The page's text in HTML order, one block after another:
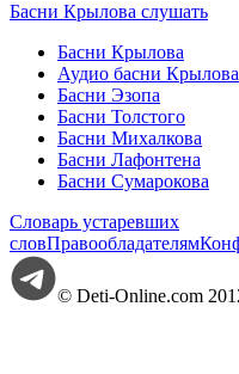
Басни Крылова слушать
Басни Крылова
Аудио басни Крылова
Басни Эзопа
Басни Толстого
Басни Михалкова
Басни Лафонтена
Басни Сумарокова
Словарь устаревших
словПравообладателям
© Deti-Online.com